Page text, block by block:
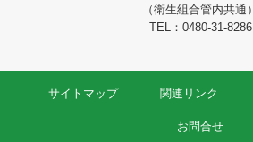
（衛生組合管内共通）
TEL：0480-31-8286
サイトマップ 関連リンク
お問合せ